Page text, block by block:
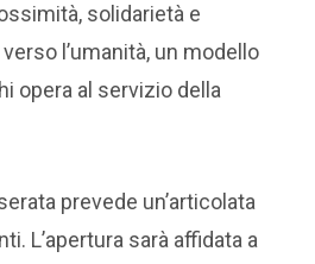
solidarietà e
l’umanità, un modello
opera al servizio della
prevede un’articolata
L’apertura sarà affidata a